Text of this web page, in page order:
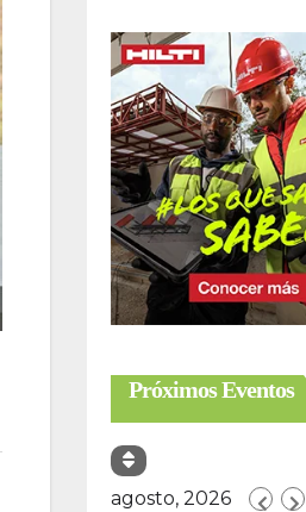
Próximos Eventos
agosto, 2026